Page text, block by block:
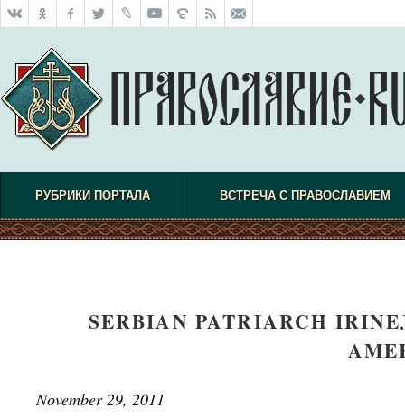
РУБРИКИ ПОРТАЛА ВСТРЕЧА С ПРАВОСЛАВИЕМ
SERBIAN PATRIARCH
November 29, 2011